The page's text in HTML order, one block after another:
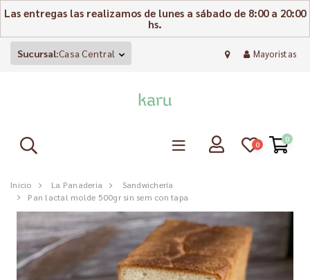
Las entregas las realizamos de lunes a sábado de 8:00 a 20:00
hs.
Sucursal:Casa Central Mayoristas
0
0
Inicio La Panaderia
Sandwichería
Pan lactal molde 500gr sin sem con tapa